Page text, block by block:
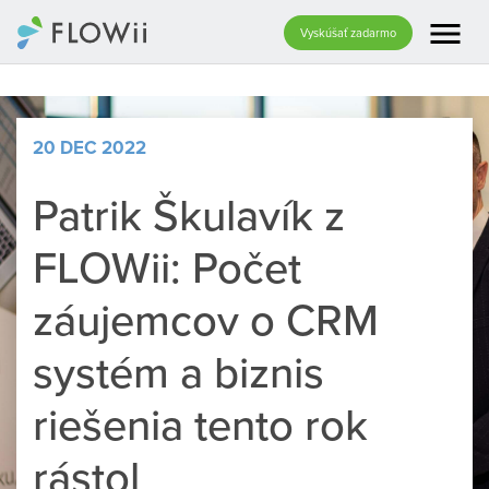
Vyskúšať zadarmo menu
20 DEC 2022
Patrik Škulavík z
FLOWii: Počet
záujemcov o CRM
systém a biznis
riešenia tento rok
rástol